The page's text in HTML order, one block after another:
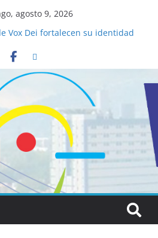
agosto 9, 2026
Vox Dei fortalecen su identidad
los 5 secretos que tiene
para convertirse en
atrae a cientos de visitantes y
local
la mesa: la importancia de
común la nueva Película Toy
León XIV